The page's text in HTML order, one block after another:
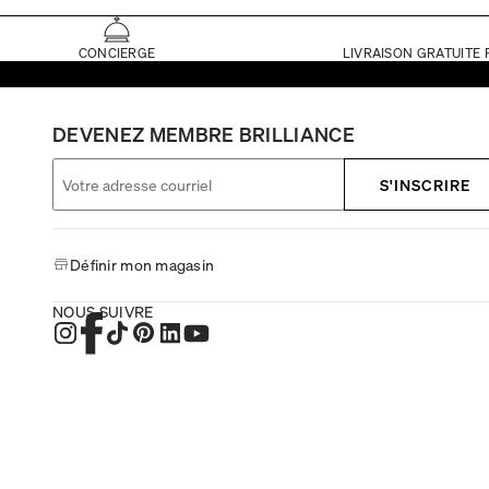
CONCIERGE LIVRAISON GRATUITE
DEVENEZ MEMBRE BRILLIANCE
S'INSCRIRE
Définir mon magasin
NOUS SUIVRE